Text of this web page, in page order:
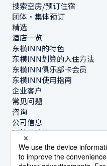
搜索空房/预订住宿
团体・集体预订
精选
酒店一览
东横INN的特色
东横INN划算的入住方法
东横INN俱乐部卡会员
东横INN使用指南
企业客户
常见问题
咨询
公司信息
可持续政策